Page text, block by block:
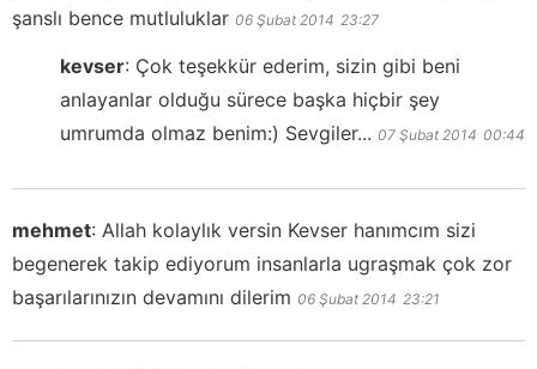
şanslı bence mutluluklar 06 Şubat 2014 23:27
kevser: Çok teşekkür ederim, sizin gibi beni
anlayanlar olduğu sürece başka hiçbir şey
umrumda olmaz benim:) Sevgiler... 07 Şubat 2014 00:44
mehmet: Allah kolaylık versin Kevser hanımcım sizi
begenerek takip ediyorum insanlarla ugraşmak çok zor
başarılarınızın devamını dilerim 06 Şubat 2014 23:21